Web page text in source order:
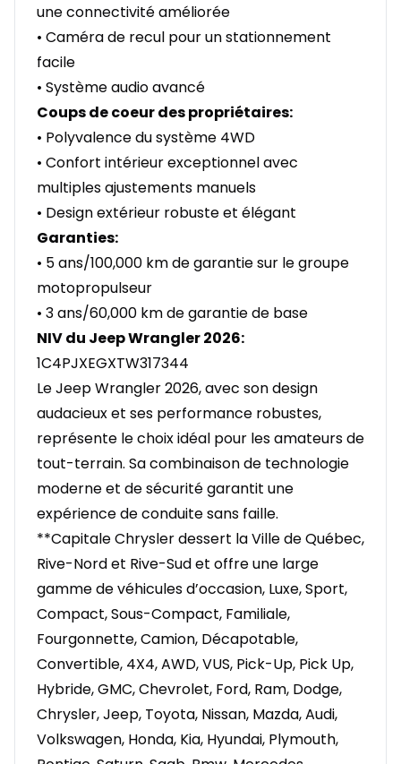
une connectivité améliorée
• Caméra de recul pour un stationnement
facile
• Système audio avancé
Coups de coeur des propriétaires:
• Polyvalence du système 4WD
• Confort intérieur exceptionnel avec
multiples ajustements manuels
• Design extérieur robuste et élégant
Garanties:
• 5 ans/100,000 km de garantie sur le groupe
motopropulseur
• 3 ans/60,000 km de garantie de base
NIV du Jeep Wrangler 2026:
1C4PJXEGXTW317344
Le Jeep Wrangler 2026, avec son design
audacieux et ses performance robustes,
représente le choix idéal pour les amateurs de
tout-terrain. Sa combinaison de technologie
moderne et de sécurité garantit une
expérience de conduite sans faille.
**Capitale Chrysler dessert la Ville de Québec,
Rive-Nord et Rive-Sud et offre une large
gamme de véhicules d’occasion, Luxe, Sport,
Compact, Sous-Compact, Familiale,
Fourgonnette, Camion, Décapotable,
Convertible, 4X4, AWD, VUS, Pick-Up, Pick Up,
Hybride, GMC, Chevrolet, Ford, Ram, Dodge,
Chrysler, Jeep, Toyota, Nissan, Mazda, Audi,
Volkswagen, Honda, Kia, Hyundai, Plymouth,